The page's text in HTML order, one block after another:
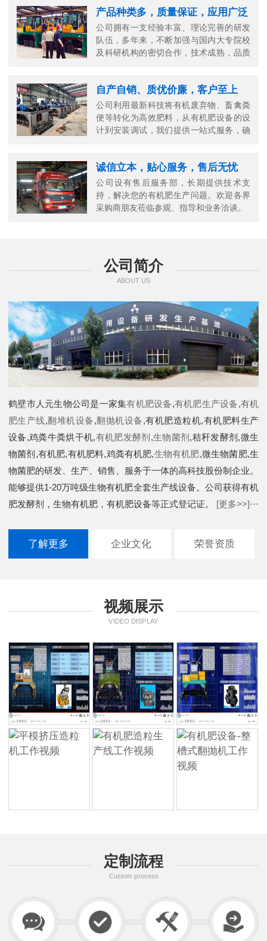
产品种类多，质量保证，应用广泛
公司拥有一支经验丰富、理论完善的研发
队伍，多年来，不断加强与国内大专院校
及科研机构的密切合作，技术成熟，品质
自产自销、质优价廉，客户至上
公司利用最新科技将有机废弃物、畜禽粪
便等转化为高效肥料，从有机肥设备的设
计到安装调试，我们提供一站式服务，确
诚信立本，贴心服务，售后无忧
公司设有售后服务部，长期提供技术支
持，解决您的有机肥生产问题。欢迎各界
采购商朋友莅临参观、指导和业务洽谈。
公司简介
ABOUT US
鹤壁市人元生物公司是一家集有机肥设备,有机肥生产设备,有机
肥生产线,翻堆机设备,翻抛机设备,有机肥造粒机,有机肥料生产
设备,鸡粪牛粪烘干机,有机肥发酵剂 ,生物菌剂 ,秸秆发酵剂,微生
物菌剂,有机肥,有机肥料,鸡粪有机肥,生物有机肥,微生物菌肥,生
物菌肥的研发、生产、销售、服务于一体的高科技股份制企业。
能够提供1-20万吨级生物有机肥全套生产线设备。公司获得有机
肥发酵剂，生物有机肥，有机肥设备等正式登记证。
[更多>>]···
了解更多 企业文化 荣誉资质
视频展示
VIDEO DISPLAY
定制流程
Custom process